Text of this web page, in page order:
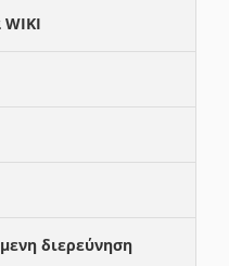
διερεύνηση